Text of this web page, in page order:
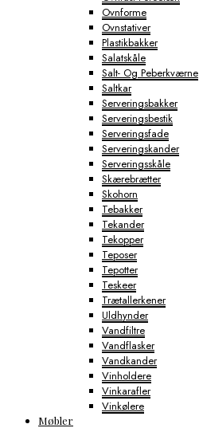
Ovnforme
Ovnstativer
Plastikbakker
Salatskåle
Salt- Og Peberkværne
Saltkar
Serveringsbakker
Serveringsbestik
Serveringsfade
Serveringskander
Serveringsskåle
Skærebrætter
Skohorn
Tebakker
Tekander
Tekopper
Teposer
Tepotter
Teskeer
Trætallerkener
Uldhynder
Vandfiltre
Vandflasker
Vandkander
Vinholdere
Vinkarafler
Vinkølere
Møbler